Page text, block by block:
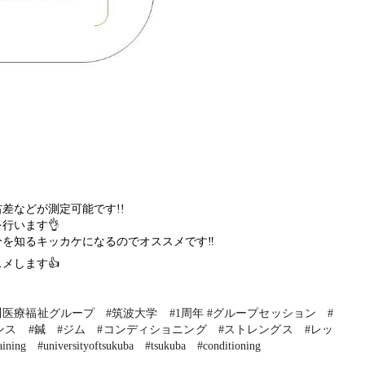
などが測定可能です!!
います👌
知るキッカケになるのでオススメです‼️
します👍
療福祉グループ　#筑波大学　#1周年 #グループセッション　#
　#鍼　#ジム　#コンディショニング　#ストレングス　#レッ
　#universityoftsukuba　#tsukuba　#conditioning